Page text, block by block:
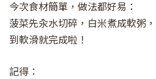
今次食材簡單，做法都好易：
菠菜先汆水切碎，白米煮成軟粥
到軟滑就完成啦！
記得：